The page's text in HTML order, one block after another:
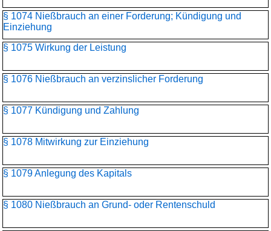
§ 1074 Nießbrauch an einer Forderung; Kündigung und
Einziehung
§ 1075 Wirkung der Leistung
§ 1076 Nießbrauch an verzinslicher Forderung
§ 1077 Kündigung und Zahlung
§ 1078 Mitwirkung zur Einziehung
§ 1079 Anlegung des Kapitals
§ 1080 Nießbrauch an Grund- oder Rentenschuld